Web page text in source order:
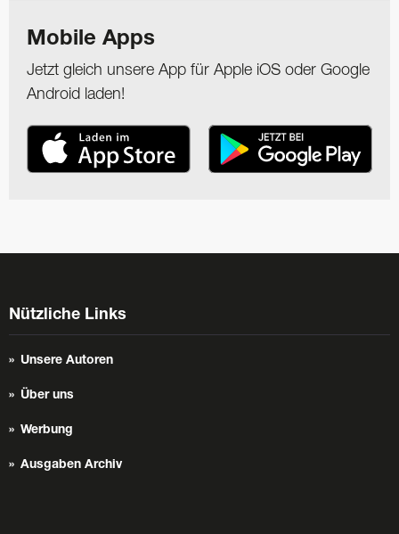
Mobile Apps
Jetzt gleich unsere App für Apple iOS oder Google
Android laden!
Nützliche Links
Unsere Autoren
Über uns
Werbung
Ausgaben Archiv